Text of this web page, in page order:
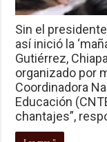
Sin el
así inició la
Gutiérrez,
organizado por
Coordinadora
Educación
chantajes”,